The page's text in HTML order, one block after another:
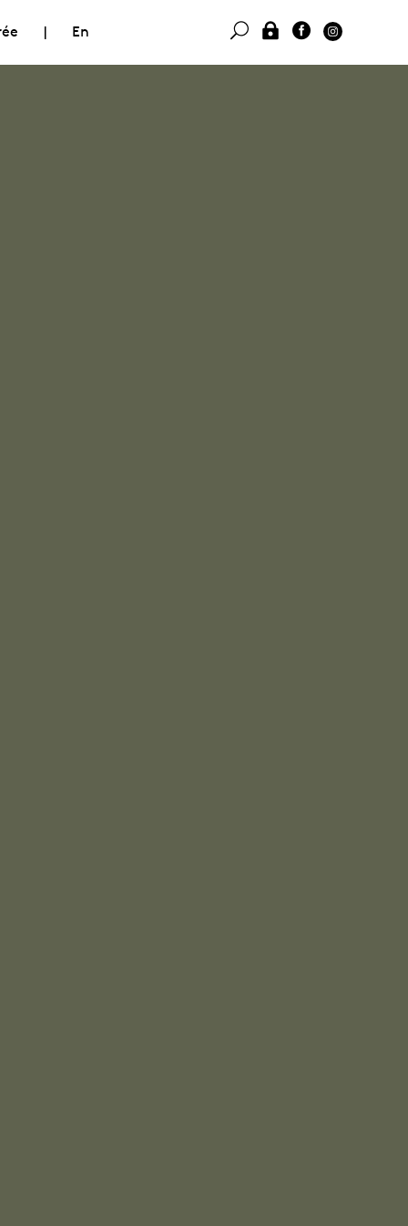
| En